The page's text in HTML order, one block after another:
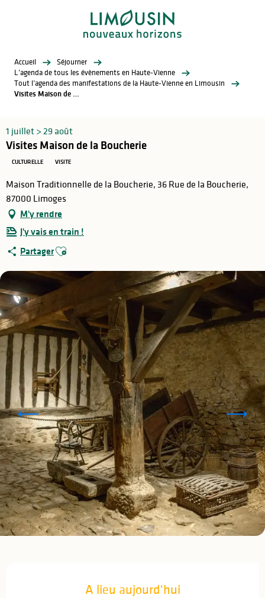
Accueil
Séjourner
L’agenda de tous les évènements en Haute-Vienne
Tout l’agenda des manifestations de la Haute-Vienne en Limousin
Visites Maison de la Boucherie
1 juillet > 29 août
Visites Maison de la Boucherie
CULTURELLE VISITE
Maison Traditionnelle de la Boucherie, 36 Rue de la Boucherie,
87000 Limoges
M'y rendre
J'y vais en train !
PartagerAjouter aux favoris
A lieu aujourd'hui